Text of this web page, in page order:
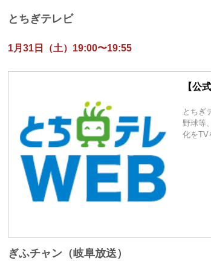
とちぎテレビ
1月31日（土）19:00〜19:55
【公
とちぎ
野球等
化をTV
ぎふチャン（岐阜放送）